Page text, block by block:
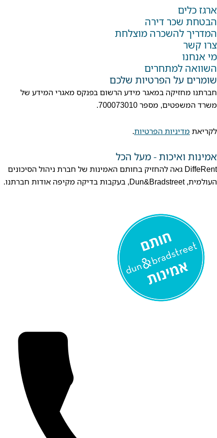
ארגז כלים
הבטחת שכר דירה
המדריך להשכרה מוצלחת
צרו קשר
מי אנחנו
השוואה למתחרים
שומרים על הפרטיות שלכם
חברתנו מחזיקה במאגר מידע הרשום בפנקס מאגרי המידע של
משרד המשפטים, מספר 700073010.
לקריאת מדיניות הפרטיות.
אמינות ואיכות - מעל הכל
DiffeRent גאה להחזיק בחותם האמינות של חברת ניהול הסיכונים
העולמית, Dun&Bradstreet, בעקבות בדיקה מקיפה אודות חברתנו.